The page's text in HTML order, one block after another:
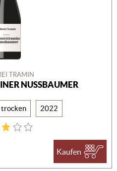
TRAMIN
NUSSBAUMER
trocken 2022
Kaufen